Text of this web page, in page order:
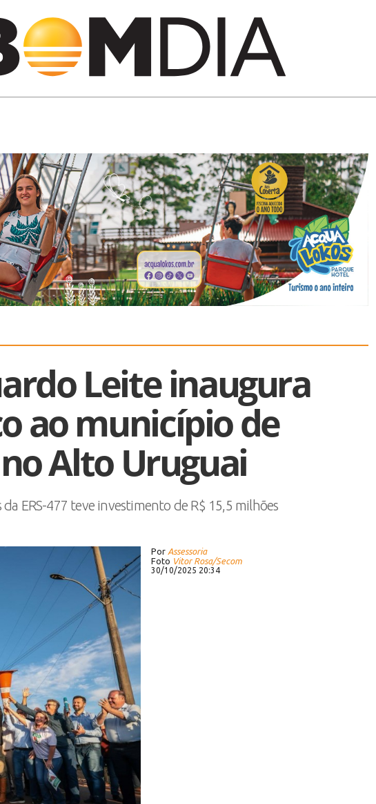
Leite inaugura
ao município de
Alto Uruguai
ERS-477 teve investimento de R$ 15,5 milhões
Por Assessoria
Foto Vitor Rosa/Secom
30/10/2025 20:34